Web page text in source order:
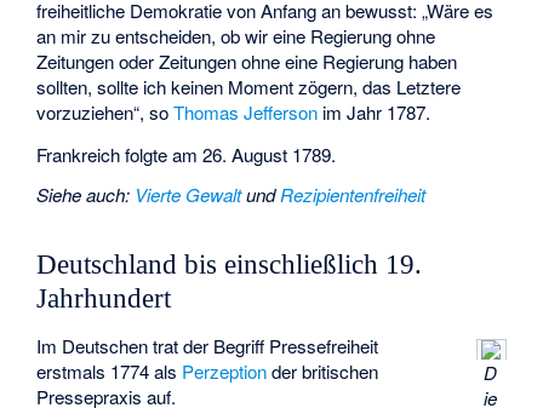
freiheitliche Demokratie von Anfang an bewusst: „Wäre es
an mir zu entscheiden, ob wir eine Regierung ohne
Zeitungen oder Zeitungen ohne eine Regierung haben
sollten, sollte ich keinen Moment zögern, das Letztere
vorzuziehen“, soThomas Jefferson im Jahr 1787.
Frankreich folgte am 26. August 1789.
Siehe auch: Vierte GewaltundRezipientenfreiheit
Deutschland bis einschließlich 19.
Jahrhundert
D
ie
Im Deutschen trat der Begriff Pressefreiheit
erstmals 1774 als Perzeptionder britischen
Pressepraxis auf.